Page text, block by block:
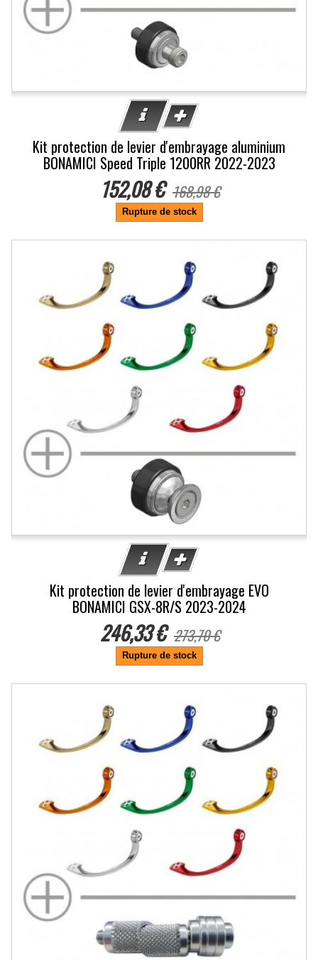
Kit protection de levier d'embrayage aluminium
BONAMICI Speed Triple 1200RR 2022-2023
152,08 € 168,98 €
Rupture de stock
Kit protection de levier d'embrayage EVO
BONAMICI GSX-8R/S 2023-2024
246,33 € 273,70 €
Rupture de stock